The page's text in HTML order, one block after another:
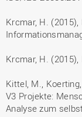
Krcmar, H.
Krcmar, H.
Kittel, M.,
V3 Projekte:
Analyse zum